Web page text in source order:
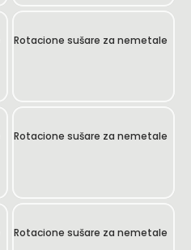
Rotacione sušare za nemetale
Rotacione sušare za nemetale
Rotacione sušare za nemetale